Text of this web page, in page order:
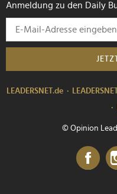
Anmeldung zu den Daily
LEADERSNET.de
© Opinion